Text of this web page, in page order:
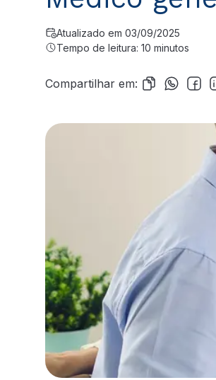
Atualizado em 03/09/2025
Tempo de leitura: 10 minutos
Compartilhar em: